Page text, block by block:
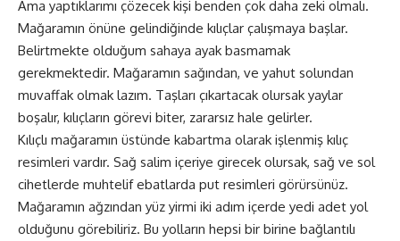
Ama yaptıklarımı çözecek kişi benden çok daha zeki olmalı.
Mağaramın önüne gelindiğinde kılıçlar çalışmaya başlar.
Belirtmekte olduğum sahaya ayak basmamak
gerekmektedir. Mağaramın sağından, ve yahut solundan
muvaffak olmak lazım. Taşları çıkartacak olursak yaylar
boşalır, kılıçların görevi biter, zararsız hale gelirler.
Kılıçlı mağaramın üstünde kabartma olarak işlenmiş kılıç
resimleri vardır. Sağ salim içeriye girecek olursak, sağ ve sol
cihetlerde muhtelif ebatlarda put resimleri görürsünüz.
Mağaramın ağzından yüz yirmi iki adım içerde yedi adet yol
olduğunu görebiliriz. Bu yolların hepsi bir birine bağlantılı